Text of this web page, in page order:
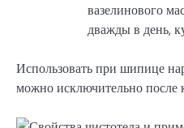
вазелинового
дважды в день,
Использовать при шипице
можно исключительно после